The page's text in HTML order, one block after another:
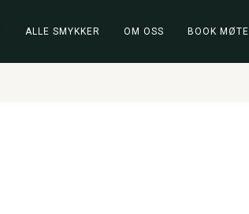
ALLE SMYKKER OM OSS BOOK MØTE